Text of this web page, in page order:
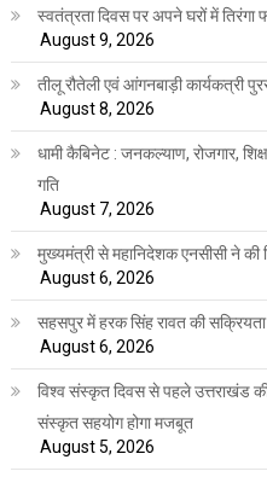
स्वतंत्रता दिवस पर अपने घरों में तिरंगा
August 9, 2026
तीलू रौतेली एवं आंगनबाड़ी कार्यकत्री
August 8, 2026
धामी कैबिनेट : जनकल्याण, रोजगार,
गति
August 7, 2026
मुख्यमंत्री से महानिदेशक एनसीसी ने की
August 6, 2026
सहसपुर में हरक सिंह रावत की सक्रियता
August 6, 2026
विश्व संस्कृत दिवस से पहले उत्तराखंड
संस्कृत सहयोग होगा मजबूत
August 5, 2026